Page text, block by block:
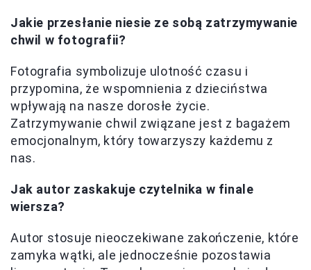
Jakie przesłanie niesie ze sobą zatrzymywanie
chwil w fotografii?
Fotografia symbolizuje ulotność czasu i
przypomina, że wspomnienia z dzieciństwa
wpływają na nasze dorosłe życie.
Zatrzymywanie chwil związane jest z bagażem
emocjonalnym, który towarzyszy każdemu z
nas.
Jak autor zaskakuje czytelnika w finale
wiersza?
Autor stosuje nieoczekiwane zakończenie, które
zamyka wątki, ale jednocześnie pozostawia